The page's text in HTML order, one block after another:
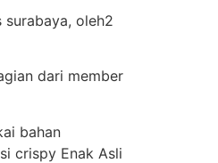
dari member
bahan
crispy Enak Asli